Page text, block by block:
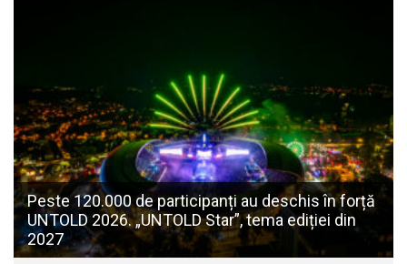
Peste 120.000 de participanți au deschis în forță
UNTOLD 2026. „UNTOLD Star”, tema ediției din
2027